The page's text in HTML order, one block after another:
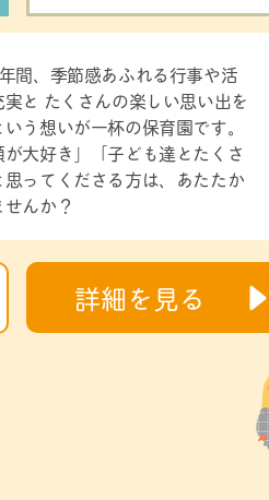
間、季節感あふれる行事や活
と たくさんの楽しい思い出を
う想いが一杯の保育園です。
が大好き」「子ども達とたくさ
ってくださる方は、あたたか
んか？
詳細を見る